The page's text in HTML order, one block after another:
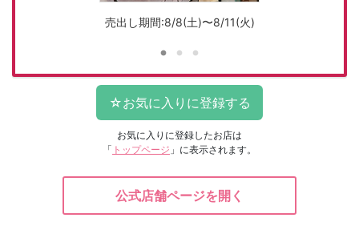
売出し期間:8/8(土)〜8/11(火)
お気に入りに登録したお店は
「 トップページ 」に表示されます。
公式店舗ページを開く